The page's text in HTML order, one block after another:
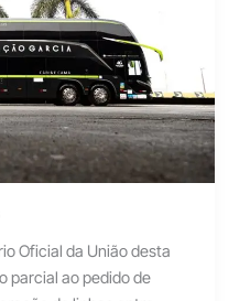
Oficial da União desta
parcial ao pedido de